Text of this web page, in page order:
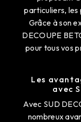
particuliers, les
Grâce à son
DECOUPE
pour tous vos
Les
avec
Avec SUD
nombreux